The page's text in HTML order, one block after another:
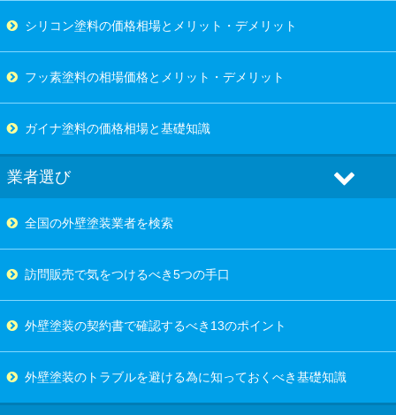
シリコン塗料の価格相場とメリット・デメリット
フッ素塗料の相場価格とメリット・デメリット
ガイナ塗料の価格相場と基礎知識
業者選び
全国の外壁塗装業者を検索
訪問販売で気をつけるべき5つの手口
外壁塗装の契約書で確認するべき13のポイント
外壁塗装のトラブルを避ける為に知っておくべき基礎知識